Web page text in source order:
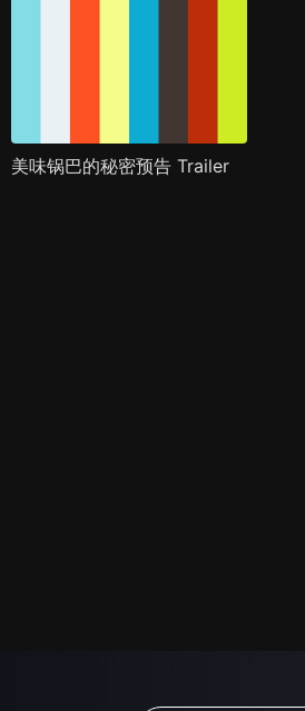
美味锅巴的秘密预告 Trailer